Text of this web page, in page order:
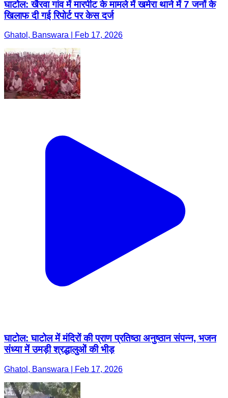
घाटोल: खैरवा गांव में मारपीट के मामले में खमेरा थाने में 7 जनों के
खिलाफ दी गई रिपोर्ट पर केस दर्ज
Ghatol, Banswara | Feb 17, 2026
घाटोल: घाटोल में मंदिरों की प्राण प्रतिष्ठा अनुष्ठान संपन्न, भजन
संध्या में उमड़ी श्रद्धालुओं की भीड़
Ghatol, Banswara | Feb 17, 2026